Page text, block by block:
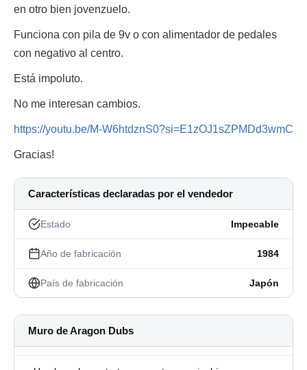
en otro bien jovenzuelo.
Funciona con pila de 9v o con alimentador de pedales
con negativo al centro.
Está impoluto.
No me interesan cambios.
https://youtu.be/M-W6htdznS0?si=E1zOJ1sZPMDd3wmC
Gracias!
Características declaradas por el vendedor
Estado Impecable
Año de fabricación 1984
País de fabricación Japón
Muro de Aragon Dubs